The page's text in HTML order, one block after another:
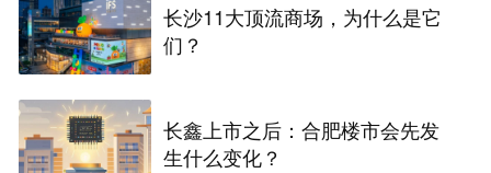
长沙11大顶流商场，为什么是它
们？
长鑫上市之后：合肥楼市会先发
生什么变化？